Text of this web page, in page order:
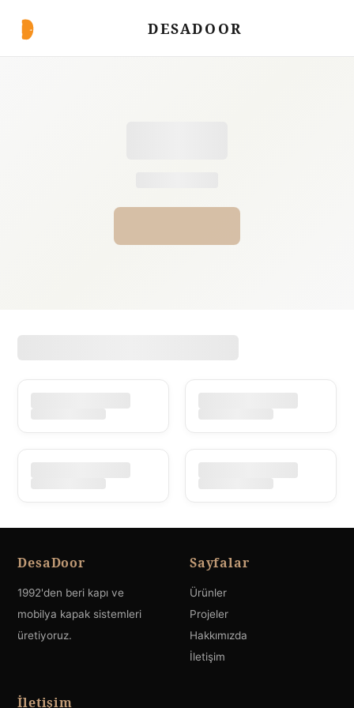
DESADOOR
DesaDoor
1992'den beri kapı ve
mobilya kapak sistemleri
üretiyoruz.
Sayfalar
Ürünler
Projeler
Hakkımızda
İletişim
İletişim